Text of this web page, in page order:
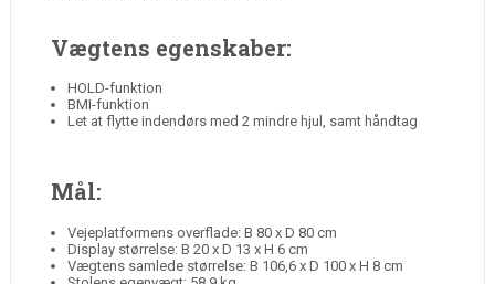
Vægtens egenskaber:
HOLD-funktion
BMI-funktion
Let at flytte indendørs med 2 mindre hjul, samt håndtag
Mål:
Vejeplatformens overflade: B 80 x D 80 cm
Display størrelse: B 20 x D 13 x H 6 cm
Vægtens samlede størrelse: B 106,6 x D 100 x H 8 cm